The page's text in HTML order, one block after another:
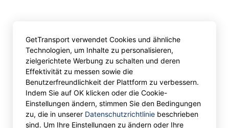
GetTransport verwendet Cookies und ähnliche
Technologien, um Inhalte zu personalisieren,
zielgerichtete Werbung zu schalten und deren
Effektivität zu messen sowie die
Benutzerfreundlichkeit der Plattform zu verbessern.
Indem Sie auf OK klicken oder die Cookie-
Einstellungen ändern, stimmen Sie den Bedingungen
zu, die in unserer Datenschutzrichtlinie beschrieben
sind. Um Ihre Einstellungen zu ändern oder Ihre